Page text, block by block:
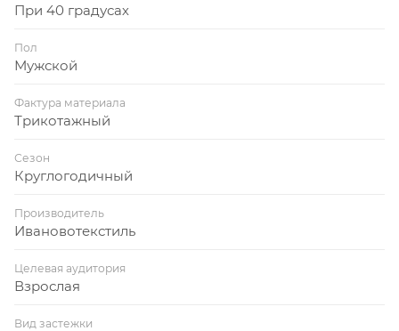
При 40 градусах
Пол
Мужской
Фактура материала
Трикотажный
Сезон
Круглогодичный
Производитель
Ивановотекстиль
Целевая аудитория
Взрослая
Вид застежки